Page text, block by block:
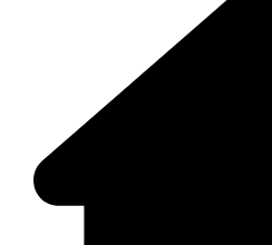
Bronnen en collecties